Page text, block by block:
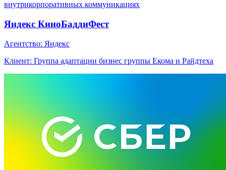
внутрикорпоративных коммуникациях
Яндекс КиноБаддиФест
Агентство: Яндекс
Клиент: Группа адаптации бизнес группы Екома и Райдтеха